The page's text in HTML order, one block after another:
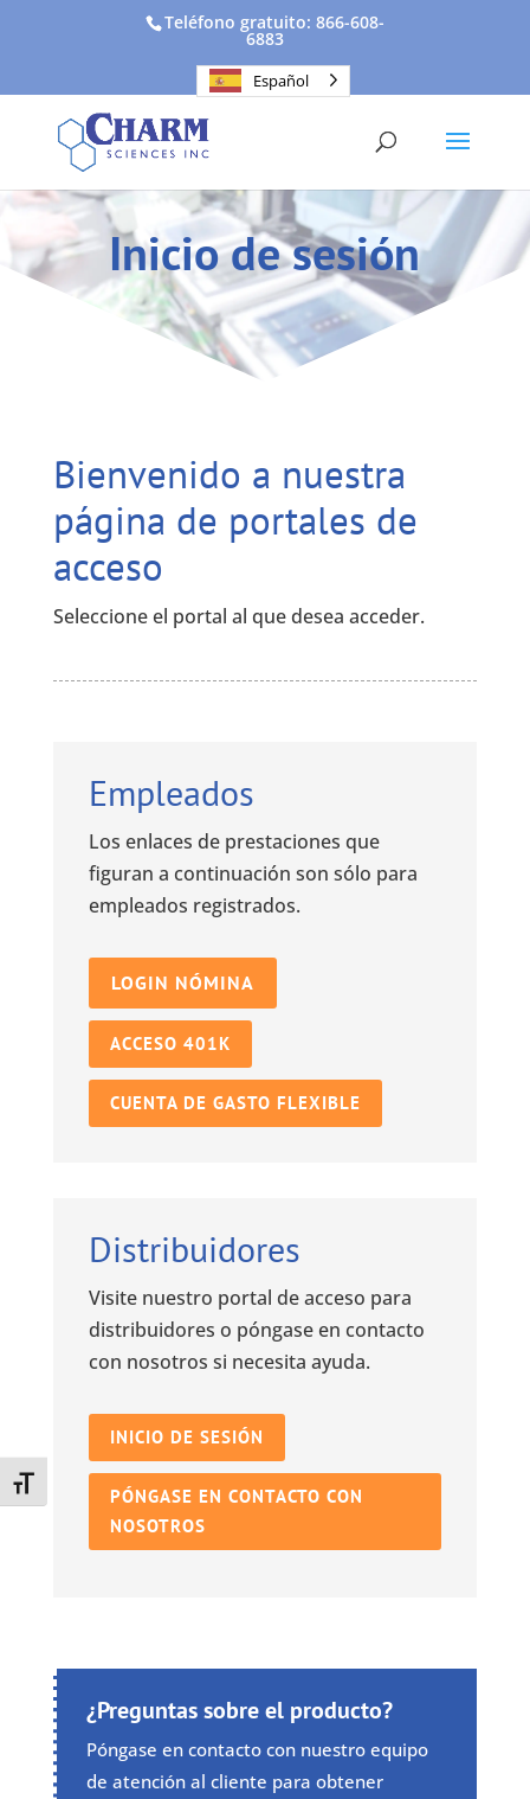
Toggle Font size
Teléfono gratuito: 866-608-
6883
Español
Inicio de sesión
Bienvenido a nuestra
página de portales de
acceso
Seleccione el portal al que desea acceder.
Empleados
Los enlaces de prestaciones que
figuran a continuación son sólo para
empleados registrados.
LOGIN NÓMINA
ACCESO 401K
CUENTA DE GASTO FLEXIBLE
Distribuidores
Visite nuestro portal de acceso para
distribuidores o póngase en contacto
con nosotros si necesita ayuda.
INICIO DE SESIÓN
PÓNGASE EN CONTACTO CON
NOSOTROS
¿Preguntas sobre el producto?
Póngase en contacto con nuestro equipo
de atención al cliente para obtener